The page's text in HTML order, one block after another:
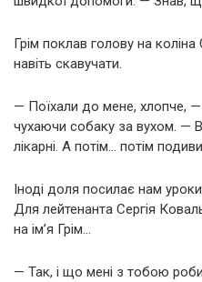
Грім поклав голову на
навіть скавучати.
— Поїхали до мене, хлопче, —
чухаючи собаку за вухом. —
лікарні. А потім… потім
Іноді доля посилає нам
Для лейтенанта Сергія
на ім’я Грім…
— Так, і що мені з тобою